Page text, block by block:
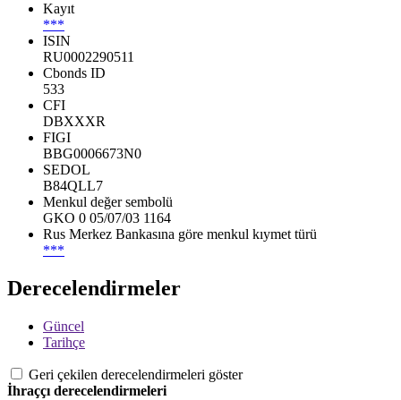
Kayıt
***
ISIN
RU0002290511
Cbonds ID
533
CFI
DBXXXR
FIGI
BBG0006673N0
SEDOL
B84QLL7
Menkul değer sembolü
GKO 0 05/07/03 1164
Rus Merkez Bankasına göre menkul kıymet türü
***
Derecelendirmeler
Güncel
Tarihçe
Geri çekilen derecelendirmeleri göster
İhraççı derecelendirmeleri